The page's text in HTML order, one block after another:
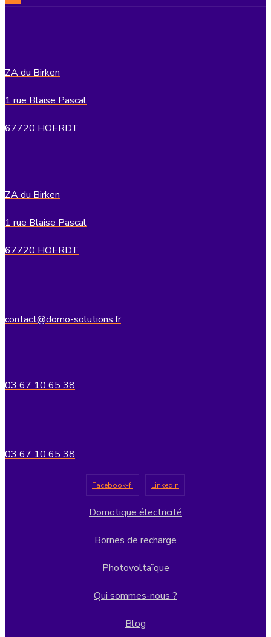
ZA du Birken
1 rue Blaise Pascal
67720 HOERDT
ZA du Birken
1 rue Blaise Pascal
67720 HOERDT
contact@domo-solutions.fr
03 67 10 65 38
03 67 10 65 38
Facebook-f Linkedin
Domotique électricité
Bornes de recharge
Photovoltaïque
Qui sommes-nous ?
Blog